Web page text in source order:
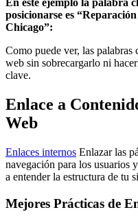
En este ejemplo la palabra
posicionarse es
Chicago”:
Como puede ver, las palabras
web sin sobrecargarlo ni
clave.
Enlace a
Web
Enlaces internos Enlazar las
navegación para los usuarios
a entender la estructura de tu
Mejores Prácticas de